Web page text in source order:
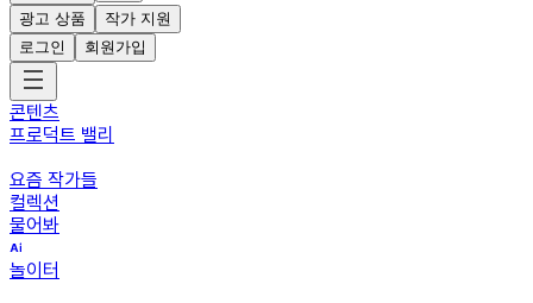
광고 상품
작가 지원
로그인
회원가입
콘텐츠
프로덕트 밸리
요즘 작가들
컬렉션
물어봐
놀이터